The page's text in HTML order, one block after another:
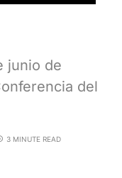
junio de
del
3 MINUTE READ